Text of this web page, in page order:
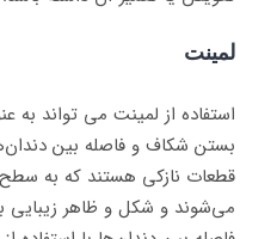
لمینت
استفاده از لمینت می تواند به
بستن شکاف و فاصله بین
قطعات نازکی هستند که به
می‌شوند و شکل و ظاهر زیبایی